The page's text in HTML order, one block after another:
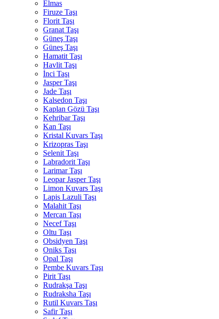
Elmas
Firuze Taşı
Florit Taşı
Granat Taşı
Güneş Taşı
Güneş Taşı
Hamatit Taşı
Havlit Taşı
İnci Taşı
Jasper Taşı
Jade Taşı
Kalsedon Taşı
Kaplan Gözü Taşı
Kehribar Taşı
Kan Taşı
Kristal Kuvars Taşı
Krizopras Taşı
Selenit Taşı
Labradorit Taşı
Larimar Taşı
Leopar Jasper Taşı
Limon Kuvars Taşı
Lapis Lazuli Taşı
Malahit Taşı
Mercan Taşı
Necef Taşı
Oltu Taşı
Obsidyen Taşı
Oniks Taşı
Opal Taşı
Pembe Kuvars Taşı
Pirit Taşı
Rudrakşa Taşı
Rudraksha Taşı
Rutil Kuvars Taşı
Safir Taşı